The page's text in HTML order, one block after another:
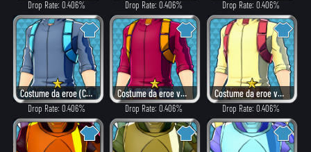
Drop Rate: 0.406% Drop Rate: 0.406% Drop Rate: 0.406%
Costume da eroe (Combattimento)
Drop Rate: 0.406%
Costume da eroe versione β (Rovente)
Drop Rate: 0.406%
Costume da eroe versione β (Elegante)
Drop Rate: 0.406%